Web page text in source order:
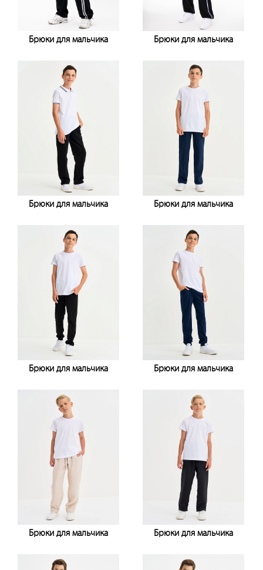
Брюки для мальчика
Брюки для мальчика
Брюки для мальчика
Брюки для мальчика
Брюки для мальчика
Брюки для мальчика
Брюки для мальчика
Брюки для мальчика